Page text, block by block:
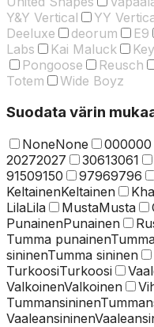
Y&Y Vertical
YY
Deeluxe
deorum E9
Labs
Kai Maluck
Pongoose
Reusch
Totem
Wide Boyz
Suodata värin
NoneNone 000000
20272027 30613061
91509150 97969796
KeltainenKeltainen
LilaLila MustaMusta
PunainenPunainen
Tumma punainen
sininenTumma sininen
TurkoosiTurkoosi
ValkoinenValkoinen
Tummansininen
Vaaleansininen